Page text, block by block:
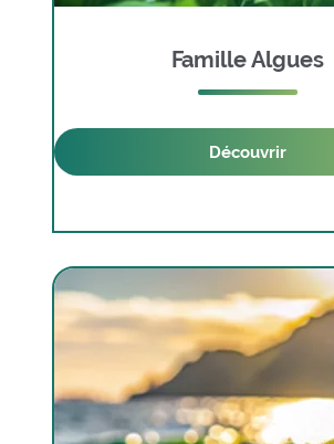
Famille Algues
Découvrir